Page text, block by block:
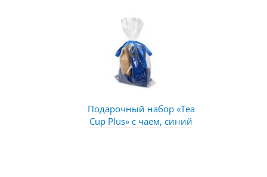
Подарочный набор «Tea
Cup Plus» с чаем, синий